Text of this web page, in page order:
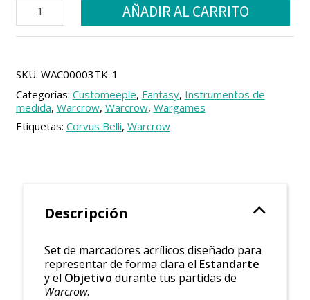
Estandarte
para
cantidad
AÑADIR AL CARRITO
SKU: WAC00003TK-1
Categorías: Customeeple, Fantasy, Instrumentos de
medida, Warcrow, Warcrow, Wargames
Etiquetas: Corvus Belli, Warcrow
Descripción
Set de marcadores acrílicos diseñado para
representar de forma clara el Estandarte
y el Objetivo durante tus partidas de
Warcrow.